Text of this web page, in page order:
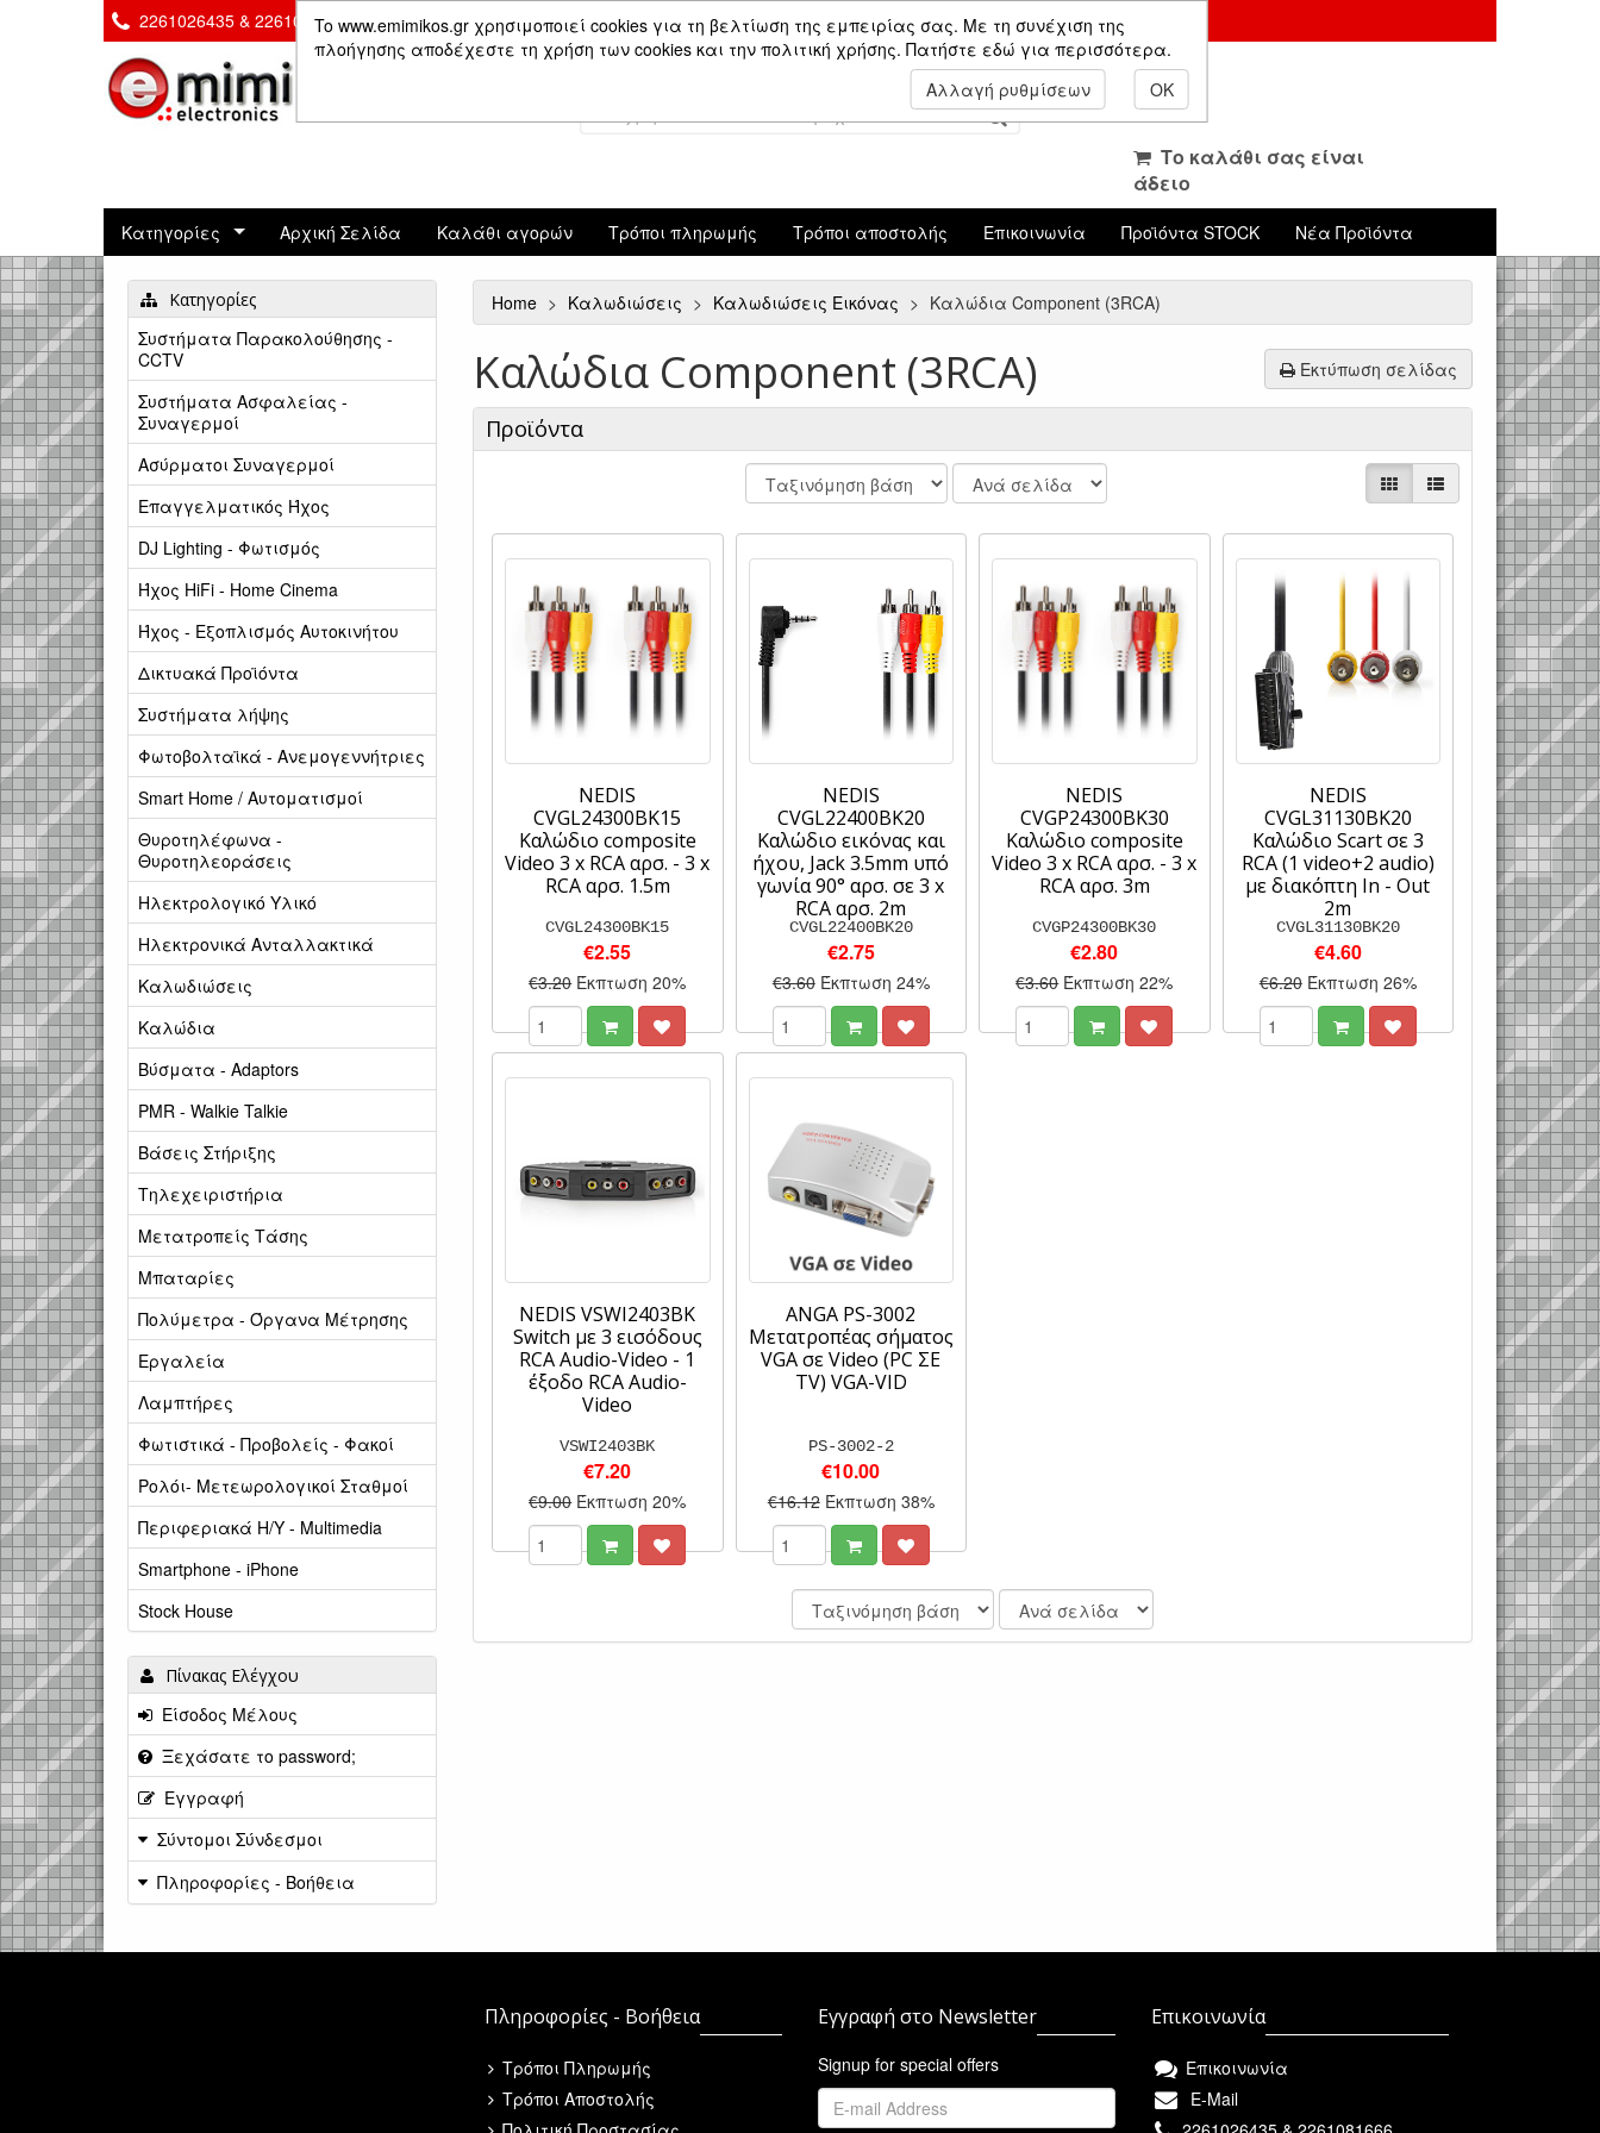
To www.emimikos.gr χρησιμοποιεί cookies για τη βελτίωση της εμπειρίας σας. Με τη συνέχιση της
πλοήγησης αποδέχεστε τη χρήση των cookies και την πολιτική χρήσης.Πατήστε εδώ για περισσότερα.
Αλλαγή ρυθμίσεων
OK
2261026435 & 2261081666 Επικοινωνία Είσοδος Μέλους
Το καλάθι σας είναι
άδειο
Κατηγορίες Αρχική Σελίδα Καλάθι αγορών Τρόποι πληρωμής Τρόποι αποστολής Επικοινωνία Προϊόντα STOCK Νέα Προϊόντα
Home Καλωδιώσεις Καλωδιώσεις Εικόνας Καλώδια Component (3RCA)
Εκτύπωση σελίδας
Καλώδια Component (3RCA)
Προϊόντα
NEDIS
CVGL24300BK15
Καλώδιο composite
Video 3 x RCA αρσ. - 3 x
RCA αρσ. 1.5m
CVGL24300BK15
€2.55
€3.20 Έκπτωση 20%
NEDIS
CVGL22400BK20
Καλώδιο εικόνας και
ήχου, Jack 3.5mm υπό
γωνία 90° αρσ. σε 3 x
RCA αρσ. 2m
CVGL22400BK20
€2.75
€3.60 Έκπτωση 24%
NEDIS
CVGP24300BK30
Καλώδιο composite
Video 3 x RCA αρσ. - 3 x
RCA αρσ. 3m
CVGP24300BK30
€2.80
€3.60 Έκπτωση 22%
NEDIS
CVGL31130BK20
Καλώδιο Scart σε 3
RCA (1 video+2 audio)
με διακόπτη In - Out
2m
CVGL31130BK20
€4.60
€6.20 Έκπτωση 26%
NEDIS VSWI2403BK
Switch με 3 εισόδους
RCA Audio-Video - 1
έξοδο RCA Audio-
Video
VSWI2403BK
€7.20
€9.00 Έκπτωση 20%
ANGA PS-3002
Μετατροπέας σήματος
VGA σε Video (PC ΣΕ
TV) VGA-VID
PS-3002-2
€10.00
€16.12 Έκπτωση 38%
Κατηγορίες
Συστήματα Παρακολούθησης -
CCTV
Συστήματα Ασφαλείας -
Συναγερμοί
Ασύρματοι Συναγερμοί
Επαγγελματικός Ήχος
DJ Lighting - Φωτισμός
Ήχος HiFi - Home Cinema
Ήχος - Εξοπλισμός Αυτοκινήτου
Δικτυακά Προϊόντα
Συστήματα λήψης
Φωτοβολταϊκά - Ανεμογεννήτριες
Smart Home / Αυτοματισμοί
Θυροτηλέφωνα -
Θυροτηλεοράσεις
Ηλεκτρολογικό Υλικό
Ηλεκτρονικά Ανταλλακτικά
Καλωδιώσεις
Καλώδια
Βύσματα - Adaptors
PMR - Walkie Talkie
Βάσεις Στήριξης
Τηλεχειριστήρια
Μετατροπείς Τάσης
Μπαταρίες
Πολύμετρα - Όργανα Μέτρησης
Εργαλεία
Λαμπτήρες
Φωτιστικά - Προβολείς - Φακοί
Ρολόι- Μετεωρολογικοί Σταθμοί
Περιφεριακά Η/Υ - Multimedia
Smartphone - iPhone
Stock House
Πίνακας Ελέγχου
Είσοδος Μέλους
Ξεχάσατε το password;
Εγγραφή
Σύντομοι Σύνδεσμοι
Πληροφορίες - Βοήθεια
Πληροφορίες - Βοήθεια
Τρόποι Πληρωμής
Τρόποι Αποστολής
Εγγραφή στο Newsletter
Signup for special offers
Επικοινωνία
Επικοινωνία
E-Mail